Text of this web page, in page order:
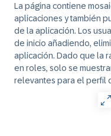
La página contiene
aplicaciones y también
de la aplicación. Los
de inicio añadiendo,
aplicación. Dado que la
en roles, solo se
relevantes para el perfil